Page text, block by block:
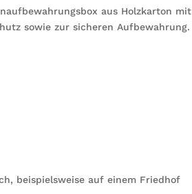
aus Holzkarton mit
sowie zur sicheren Aufbewahrung.
beispielsweise auf einem Friedhof